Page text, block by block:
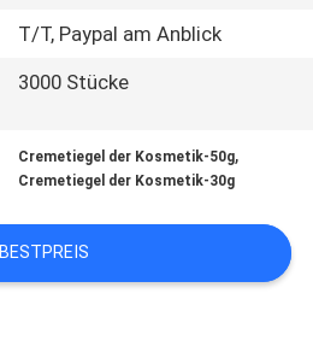
T/T, Paypal am Anblick
3000 Stücke
Cremetiegel der Kosmetik-50g,
Cremetiegel der Kosmetik-30g
BESTPREIS